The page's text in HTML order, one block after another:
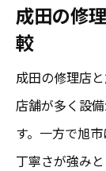
成田の修
較
成田の修理店
店舗が多く設
す。一方で旭
丁寧さが強み